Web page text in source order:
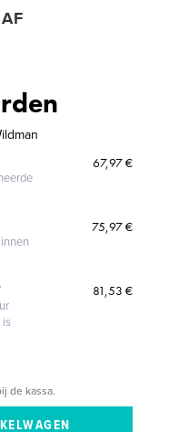
67,97 €
75,97 €
is
81,53 €
de kassa.